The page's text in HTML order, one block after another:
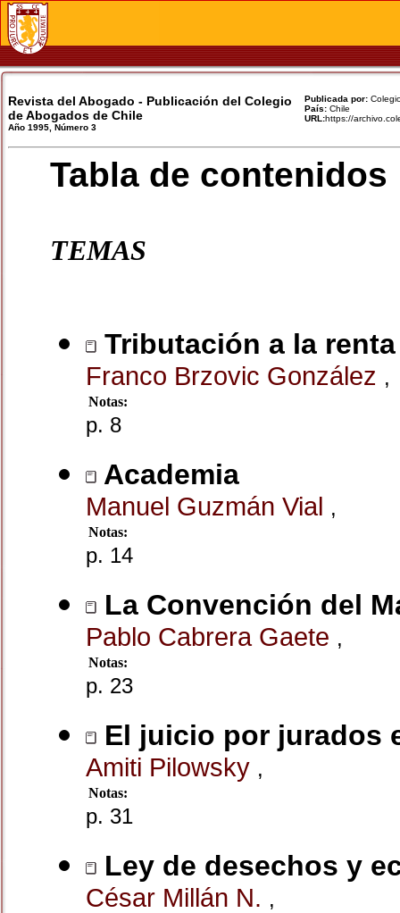
Publicada por:
País: Chile
URL:https://
Revista del Abogado - Publicación del Colegio
de Abogados de Chile
Año 1995, Número 3
Tabla de contenidos
TEMAS
Tributación a la
Franco Brzovic González ,
Notas:
p. 8
Academia
Manuel Guzmán Vial ,
Notas:
p. 14
La Convención del
Pablo Cabrera Gaete ,
Notas:
p. 23
El juicio por jurados
Amiti Pilowsky ,
Notas:
p. 31
Ley de desechos y
César Millán N. ,